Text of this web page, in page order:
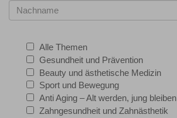
Alle Themen
Gesundheit und Prävention
Beauty und ästhetische Medizin
Sport und Bewegung
Anti Aging – Alt werden, jung bleiben
Zahngesundheit und Zahnästhetik